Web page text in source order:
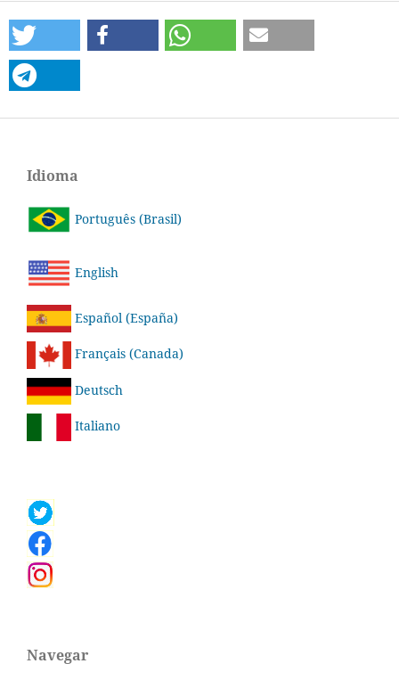
Idioma
Português (Brasil)
English
Español (España)
Français (Canada)
Deutsch
Italiano
Navegar